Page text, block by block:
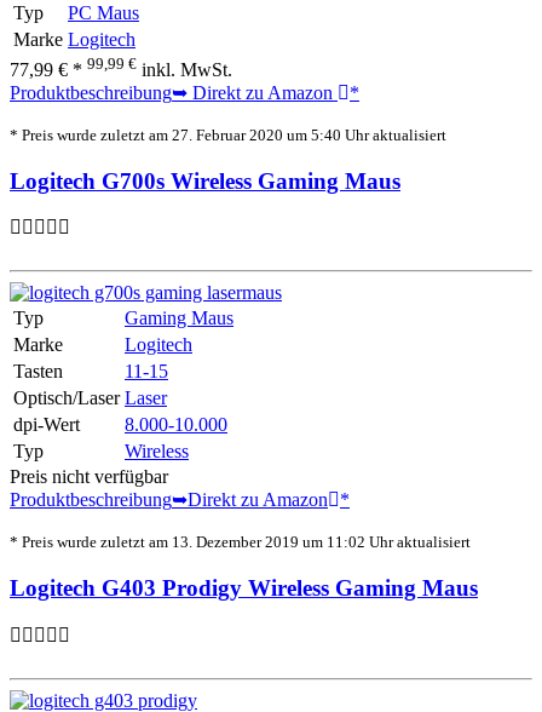
Typ
PC Maus
Marke Logitech
77,99 € * 99,99 € inkl. MwSt.
Produktbeschreibung➥ Direkt zu Amazon *
* Preis wurde zuletzt am 27. Februar 2020 um 5:40 Uhr aktualisiert
Logitech G700s Wireless Gaming Maus
Typ
Gaming Maus
Marke
Logitech
Tasten
11-15
Optisch/Laser Laser
dpi-Wert
8.000-10.000
Typ
Wireless
Preis nicht verfügbar
Produktbeschreibung➥Direkt zu Amazon *
* Preis wurde zuletzt am 13. Dezember 2019 um 11:02 Uhr aktualisiert
Logitech G403 Prodigy Wireless Gaming Maus